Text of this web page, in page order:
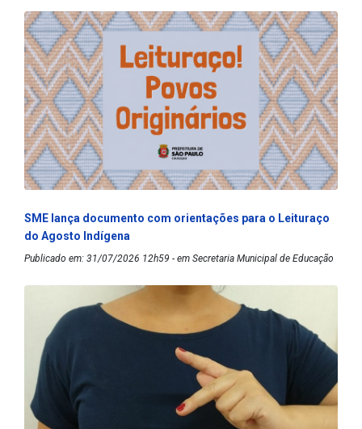
SME lança documento com orientações para o Leituraço
do Agosto Indígena
Publicado em: 31/07/2026 12h59 - em Secretaria Municipal de Educação